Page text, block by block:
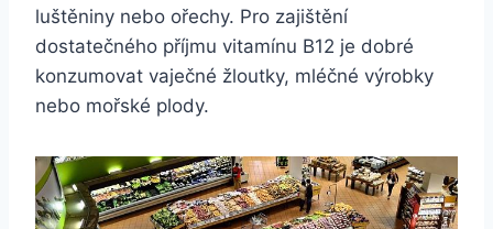
luštěniny nebo ořechy. Pro zajištění
dostatečného příjmu vitamínu B12 je dobré
konzumovat vaječné žloutky, mléčné výrobky
nebo mořské plody.